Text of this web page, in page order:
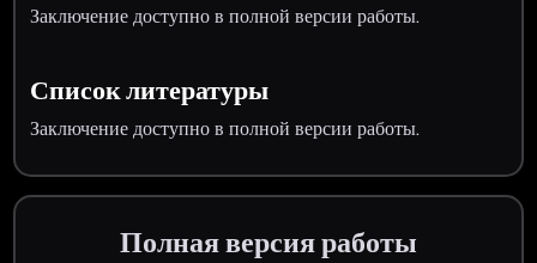
Заключение доступно в полной версии работы.
Список литературы
Заключение доступно в полной версии работы.
Полная версия работы